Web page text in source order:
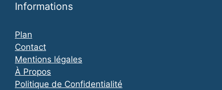
Informations
Plan
Contact
Mentions légales
À Propos
Politique de Confidentialité